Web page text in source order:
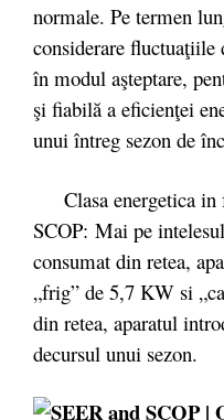
normale. Pe termen
considerare fluctuaţiile
în modul aşteptare,
şi fiabilă a eficienţei
unui întreg sezon de
Clasa energetica in
SCOP: Mai pe
consumat din retea,
„frig” de 5,7 KW si
din retea, aparatul
decursul unui sezon.